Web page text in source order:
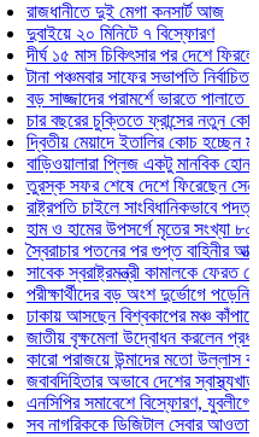
রাজধানীতে দুই মেগা কনসার্ট আজ
দুবাইয়ে ২০ মিনিটে ৭ বিস্ফোরণ
দীর্ঘ ১৫ মাস চিকিৎসার পর দেশে ফিরলেন
টানা পঞ্চমবার সাফের সভাপতি নির্বাচিত কাজী
বড় সাজ্জাদের পরামর্শে ভারতে পালাতে
চার বছরের চুক্তিতে ফ্রান্সের নতুন কোচ
দ্বিতীয় মেয়াদে ইতালির কোচ হচ্ছেন মানচিনি
বাড়িওয়ালারা প্লিজ একটু মানবিক হোন:
তুরস্ক সফর শেষে দেশে ফিরেছেন
রাষ্ট্রপতি চাইলে সাংবিধানিকভাবে পদত্যাগ
হাম ও হামের উপসর্গে মৃতের সংখ্যা ৮০০
স্বৈরাচার পতনের পর গুপ্ত বাহিনীর
সাবেক স্বরাষ্ট্রমন্ত্রী কামালকে ফেরত চেয়ে
পরীক্ষার্থীদের বড় অংশ দুর্ভোগে পড়েনি: ড.
ঢাকায় আসছেন বিশ্বকাপের মঞ্চ কাঁপানো
জাতীয় বৃক্ষমেলা উদ্বোধন করলেন প্রধানমন্ত্রী
কারো পরাজয়ে উন্মাদের মতো উল্লাস করতে
জবাবদিহিতার অভাবে দেশের স্বাস্থ্যখাত
এনসিপির সমাবেশে বিস্ফোরণ, যুবলীগের দুই
সব নাগরিককে ডিজিটাল সেবার আওতায়